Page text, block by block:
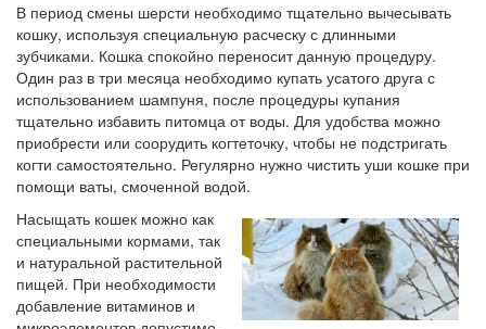
В период смены шерсти необходимо тщательно вычесывать
кошку, используя специальную расческу с длинными
зубчиками. Кошка спокойно переносит данную процедуру.
Один раз в три месяца необходимо купать усатого друга с
использованием шампуня, после процедуры купания
тщательно избавить питомца от воды. Для удобства можно
приобрести или соорудить когтеточку, чтобы не подстригать
когти самостоятельно. Регулярно нужно чистить уши кошке при
помощи ваты, смоченной водой.
Насыщать кошек можно как
специальными кормами, так
и натуральной растительной
пищей. При необходимости
добавление витаминов и